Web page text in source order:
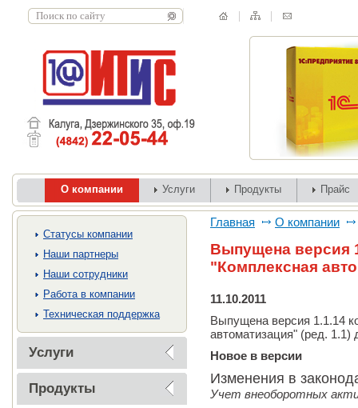
О компании Услуги Продукты Прайс
Cтатусы компании
Наши партнеры
Наши сотрудники
Работа в компании
Техническая поддержка
Услуги
Продукты
Главная О компании
Выпущена версия
"Комплексная
11.10.2011
Выпущена версия 1.1.14
автоматизация" (ред.
Новое в версии
Изменения в
Учет внеоборотных